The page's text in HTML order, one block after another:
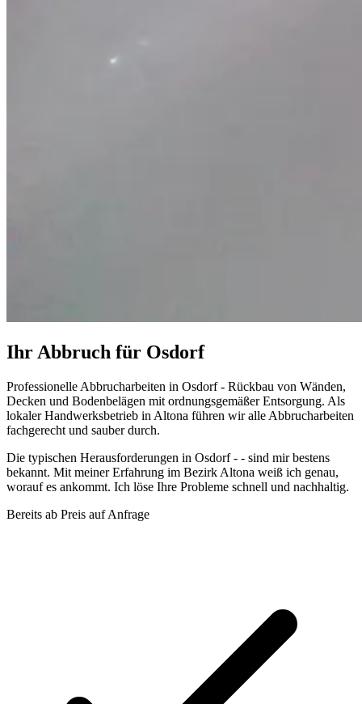
Ihr Abbruch für Osdorf
Professionelle Abbrucharbeiten in Osdorf - Rückbau von Wänden,
Decken und Bodenbelägen mit ordnungsgemäßer Entsorgung. Als
lokaler Handwerksbetrieb in Altona führen wir alle Abbrucharbeiten
fachgerecht und sauber durch.
Die typischen Herausforderungen in Osdorf - - sind mir bestens
bekannt. Mit meiner Erfahrung im Bezirk Altona weiß ich genau,
worauf es ankommt. Ich löse Ihre Probleme schnell und nachhaltig.
Bereits ab Preis auf Anfrage